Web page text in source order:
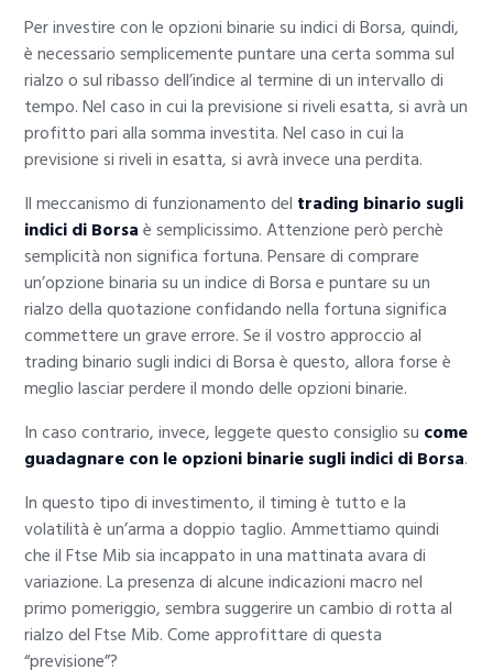
Per investire con le opzioni binarie su indici di Borsa, quindi,
è necessario semplicemente puntare una certa somma sul
rialzo o sul ribasso dell’indice al termine di un intervallo di
tempo. Nel caso in cui la previsione si riveli esatta, si avrà un
profitto pari alla somma investita. Nel caso in cui la
previsione si riveli in esatta, si avrà invece una perdita.
Il meccanismo di funzionamento del trading binario sugli
indici di Borsaè semplicissimo. Attenzione però perchè
semplicità non significa fortuna. Pensare di comprare
un’opzione binaria su un indice di Borsa e puntare su un
rialzo della quotazione confidando nella fortuna significa
commettere un grave errore. Se il vostro approccio al
trading binario sugli indici di Borsa è questo, allora forse è
meglio lasciar perdere il mondo delle opzioni binarie.
In caso contrario, invece, leggete questo consiglio su come
guadagnare con le opzioni binarie sugli indici di Borsa.
In questo tipo di investimento, il timing è tutto e la
volatilità è un’arma a doppio taglio. Ammettiamo quindi
che il Ftse Mib sia incappato in una mattinata avara di
variazione. La presenza di alcune indicazioni macro nel
primo pomeriggio, sembra suggerire un cambio di rotta al
rialzo del Ftse Mib. Come approfittare di questa
“previsione”?